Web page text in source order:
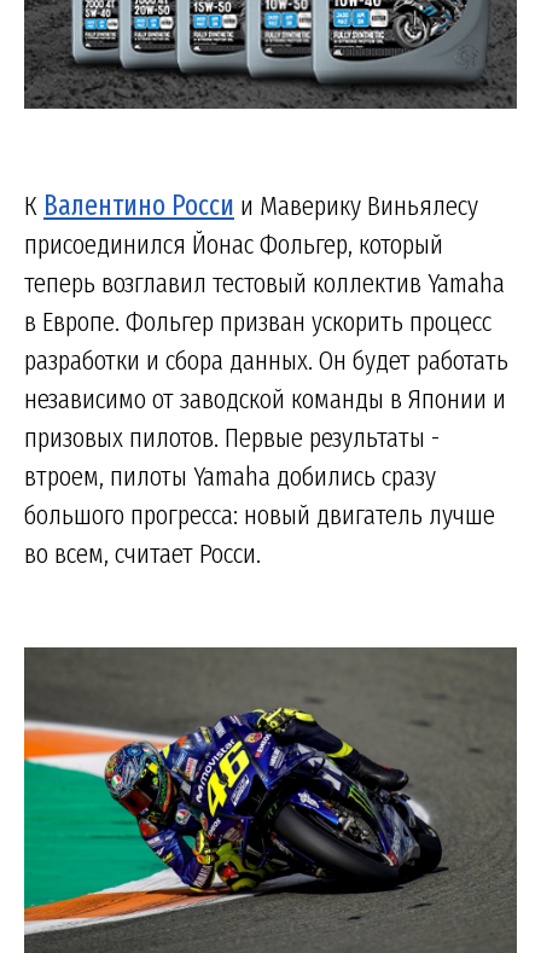
К Валентино Росси и Маверику Виньялесу
присоединился Йонас Фольгер, который
теперь возглавил тестовый коллектив Yamaha
в Европе. Фольгер призван ускорить процесс
разработки и сбора данных. Он будет работать
независимо от заводской команды в Японии и
призовых пилотов. Первые результаты -
втроем, пилоты Yamaha добились сразу
большого прогресса: новый двигатель лучше
во всем, считает Росси.